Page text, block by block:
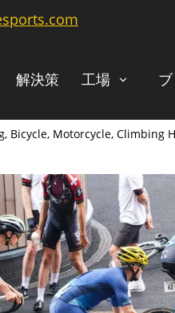
解決策 工場
Motorcycle, Climbing